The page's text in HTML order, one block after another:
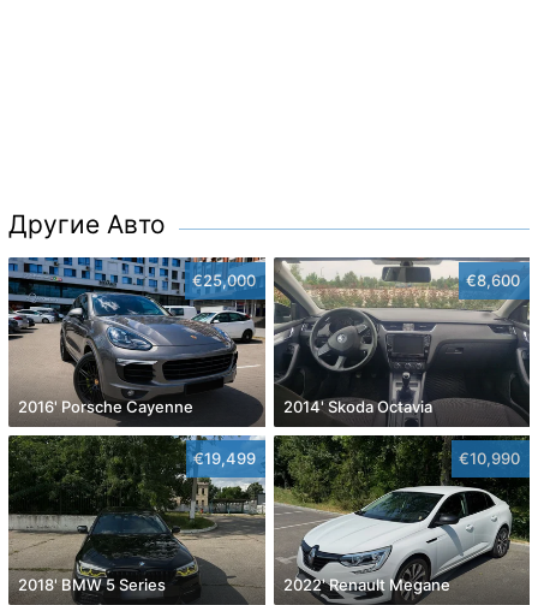
Другие Авто
€25,000
2016' Porsche Cayenne
€8,600
2014' Skoda Octavia
€19,499
2018' BMW 5 Series
€10,990
2022' Renault Megane